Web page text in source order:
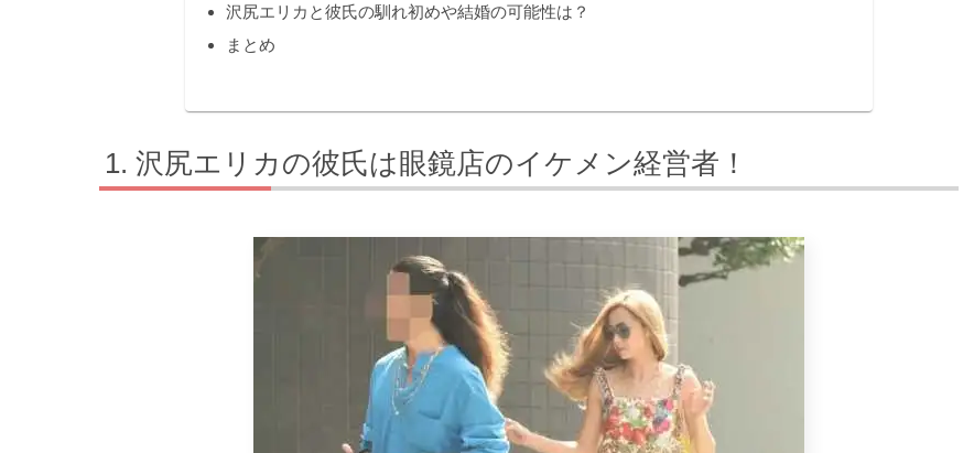
沢尻エリカと彼氏の馴れ初めや結婚の可能性は？
まとめ
沢尻エリカの彼氏は眼鏡店のイケメン経営者！